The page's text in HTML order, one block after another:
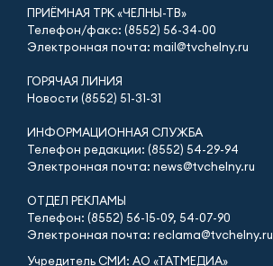
ПРИЁМНАЯ ТРК «ЧЕЛНЫ-ТВ»
Телефон/факс: (8552) 56-34-00
Электронная почта: mail@tvchelny.ru
ГОРЯЧАЯ ЛИНИЯ
Новости (8552) 51-31-31
ИНФОРМАЦИОННАЯ СЛУЖБА
Телефон редакции: (8552) 54-29-94
Электронная почта: news@tvchelny.ru
ОТДЕЛ РЕКЛАМЫ
Телефон: (8552) 56-15-09, 54-07-90
Электронная почта: reclama@tvchelny.ru
Учредитель СМИ: АО «ТАТМЕДИА»